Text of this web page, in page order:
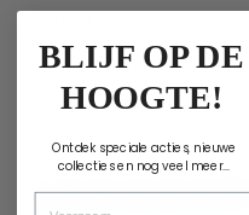
€37.50
BLIJF OP DE
HOOGTE!
Ontdek speciale acties, nieuwe
collecties en nog veel meer...
Voornaam